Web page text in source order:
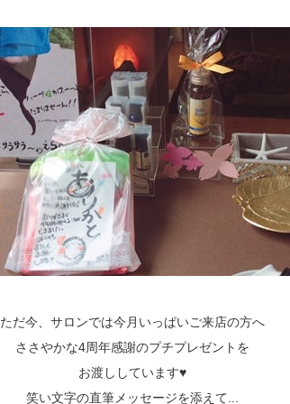
ただ今、サロンでは今月いっぱいご来店の方へ
ささやかな4周年感謝のプチプレゼントを
お渡ししています♥
笑い文字の直筆メッセージを添えて...